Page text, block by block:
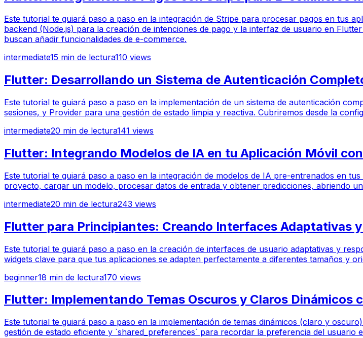
Este tutorial te guiará paso a paso en la integración de Stripe para procesar pagos en tus
backend (Node.js) para la creación de intenciones de pago y la interfaz de usuario en
buscan añadir funcionalidades de e-commerce.
intermediate15 min de lectura110 views
Flutter: Desarrollando un Sistema de Autenticación
Este tutorial te guiará paso a paso en la implementación de un sistema de autenticación
sesiones, y Provider para una gestión de estado limpia y reactiva. Cubriremos desde la
intermediate20 min de lectura141 views
Flutter: Integrando Modelos de IA en tu Aplicación Móvil
Este tutorial te guiará paso a paso en la integración de modelos de IA pre-entrenados en
proyecto, cargar un modelo, procesar datos de entrada y obtener predicciones, abriendo
intermediate20 min de lectura243 views
Flutter para Principiantes: Creando Interfaces Adaptativas
Este tutorial te guiará paso a paso en la creación de interfaces de usuario adaptativas y
widgets clave para que tus aplicaciones se adapten perfectamente a diferentes tamaños y
beginner18 min de lectura170 views
Flutter: Implementando Temas Oscuros y Claros Dinámicos
Este tutorial te guiará paso a paso en la implementación de temas dinámicos (claro y
gestión de estado eficiente y `shared_preferences` para recordar la preferencia del